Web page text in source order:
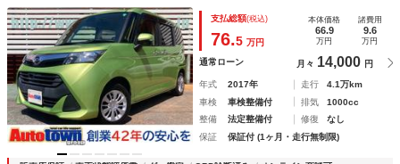
ＳＤ／ＵＳＢ／Ｂｌｕｅｔｏｏｔｈ）／バックカメラ／ＥＴＣ
／両側パワースライドドア／スマートキー／コーナーセンサ
支払総額(税込)
76.5 万円
本体価格
66.9
万円
諸費用
9.6
万円
通常ローン 月々 14,000 円
年式 2017年 走行
4.1万km
車検
車検整備付 排気
1000cc
整備
法定整備付 修復
なし
保証
保証付 (1ヶ月・走行無制限)